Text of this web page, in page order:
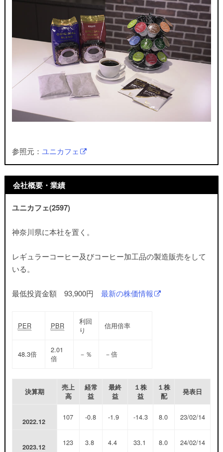
参照元： ユニカフェ
会社概要・業績
ユニカフェ(2597)
神奈川県に本社を置く。
レギュラーコーヒー及びコーヒー加工品の製造販売をして
いる。
最低投資金額 93,900円最新の株価情報
PER PBR
利回
り
信用倍率
48.3倍
2.01
倍
－ ％ －倍
決算期
売上
高
経常
益
最終
益
１株
益
１株
配
発表日
2022.12 107 -0.8 -1.9 -14.3 8.0 23/02/14
2023.12 123 3.8 4.4 33.1 8.0 24/02/14